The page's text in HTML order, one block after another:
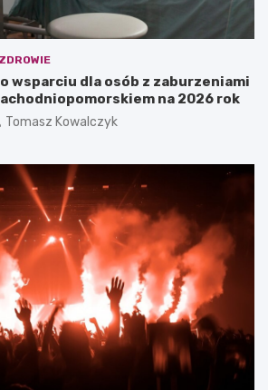
ZDROWIE
wsparciu dla osób z zaburzeniami
na 2026 rok
Tomasz Kowalczyk